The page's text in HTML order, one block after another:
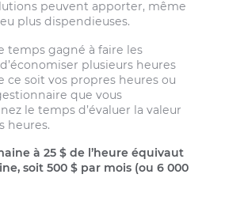
peuvent apporter, même
plus dispendieuses.
temps gagné à faire les
plusieurs heures
ce soit vos propres heures ou
que vous
le temps d’évaluer la valeur
heures.
à 25 $ de l’heure équivaut
soit 500 $ par mois (ou 6 000